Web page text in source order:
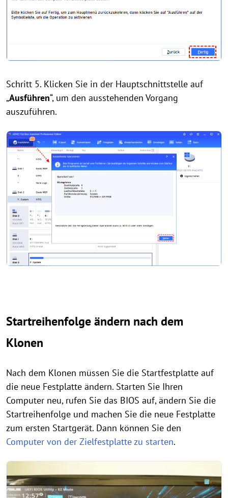
Schritt 5. Klicken Sie in der Hauptschnittstelle auf
„Ausführen“, um den ausstehenden Vorgang
auszuführen.
Startreihenfolge ändern nach dem
Klonen
Nach dem Klonen müssen Sie die Startfestplatte auf
die neue Festplatte ändern. Starten Sie Ihren
Computer neu, rufen Sie das BIOS auf, ändern Sie die
Startreihenfolge und machen Sie die neue Festplatte
zum ersten Startgerät. Dann können Sie den
Computer von der Zielfestplatte zu starten.